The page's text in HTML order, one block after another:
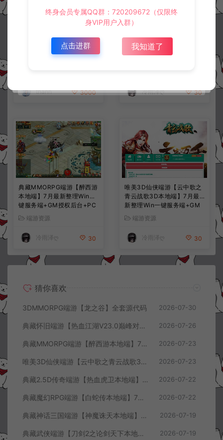
3DMMORPG端游【龙之
谷】全套源代码
thanh 3000
典藏怀旧端游【热血江湖V2
3.0巅峰对决】7月最新整理
冷雨泽ღ 30
典藏MMORPG端游【醉西游
本地端】7月最新整理Win一
键服务端+GM授权后台+PC
客户端+详细搭建教程
端游资源
冷雨泽ღ 30
唯美3D仙侠端游【云中歌之
青云战歌3D本地端】7月最
新整理Win一键服务端+GM
工具+PC客户端+详细搭建教
程
端游资源
冷雨泽ღ 30
猜你喜欢
3DMMORPG端游【龙之谷】全套源代码 2026-07-30
典藏怀旧端游【热血江湖V23.0巅峰对决】7月最新整理Win一键服务端+GS源码+百宝阁+在线GM工具+PC客户端+详细搭建教程 2026-07-26
典藏MMORPG端游【醉西游本地端】7月最新整理Win一键服务端+GM授权后台+PC客户端+详细搭建教程 2026-07-23
唯美3D仙侠端游【云中歌之青云战歌3D本地端】7月最新整理Win一键服务端+GM工具+PC客户端+详细搭建教程 2026-07-23
典藏2.5D传奇端游【热血虎卫本地端】7月最新整理Win一键服务端+充值教程+PC客户端+详细搭建教程 2026-07-22
典藏魔幻RPG端游【白蛇传本地端】7月最新整理Win一键服务端+GM工具+PC客户端+详细搭建教程 2026-07-22
典藏神话三国端游【神魔诛天本地端】7月最新整理Win一键服务端+充值教程+PC客户端+详细搭建教程 2026-07-19
典藏武侠端游【刀剑2之论剑天下本地端】7月最新整理Win一键服务端+GM工具+PC客户端+详细搭建教程 2026-07-19
终身会员专属QQ群：720209672（仅限终
身VIP用户入群）
点击进群 我知道了